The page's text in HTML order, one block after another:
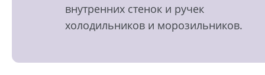
внутренних стенок и ручек
холодильников и морозильников.